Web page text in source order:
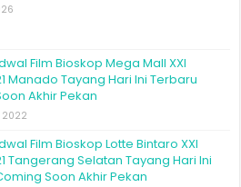
Film Bioskop Mega Mall XXI
Manado Tayang Hari Ini Terbaru
Akhir Pekan
2022
Film Bioskop Lotte Bintaro XXI
Tangerang Selatan Tayang Hari Ini
Soon Akhir Pekan